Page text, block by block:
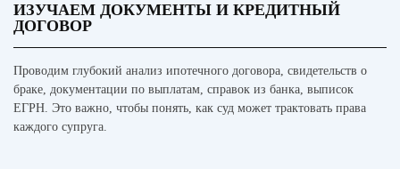
ИЗУЧАЕМ ДОКУМЕНТЫ И КРЕДИТНЫЙ
ДОГОВОР
Проводим глубокий анализ ипотечного договора, свидетельств о
браке, документации по выплатам, справок из банка, выписок
ЕГРН. Это важно, чтобы понять, как суд может трактовать права
каждого супруга.